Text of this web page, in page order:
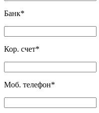
Банк*
Кор. счет*
Моб. телефон*